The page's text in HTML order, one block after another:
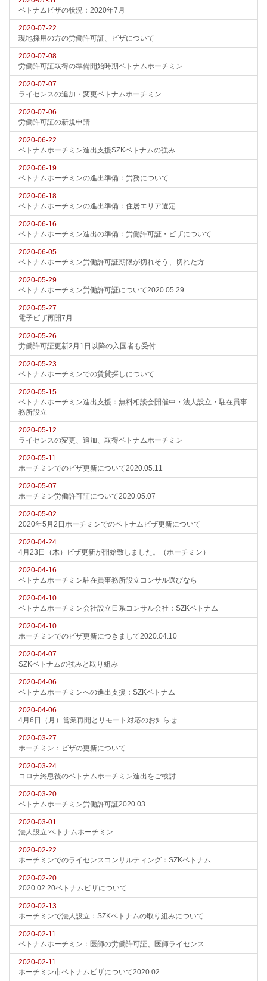
ベトナムビザの状況：2020年7月
2020-07-22
現地採用の方の労働許可証、ビザについて
2020-07-08
労働許可証取得の準備開始時期ベトナムホーチミン
2020-07-07
ライセンスの追加・変更ベトナムホーチミン
2020-07-06
労働許可証の新規申請
2020-06-22
ベトナムホーチミン進出支援SZKベトナムの強み
2020-06-19
ベトナムホーチミンの進出準備：労務について
2020-06-18
ベトナムホーチミンの進出準備：住居エリア選定
2020-06-16
ベトナムホーチミン進出の準備：労働許可証・ビザについて
2020-06-05
ベトナムホーチミン労働許可証期限が切れそう、切れた方
2020-05-29
ベトナムホーチミン労働許可証について2020.05.29
2020-05-27
電子ビザ再開7月
2020-05-26
労働許可証更新2月1日以降の入国者も受付
2020-05-23
ベトナムホーチミンでの賃貸探しについて
2020-05-15
ベトナムホーチミン進出支援：無料相談会開催中・法人設立・駐在員事
務所設立
2020-05-12
ライセンスの変更、追加、取得ベトナムホーチミン
2020-05-11
ホーチミンでのビザ更新について2020.05.11
2020-05-07
ホーチミン労働許可証について2020.05.07
2020-05-02
2020年5月2日ホーチミンでのベトナムビザ更新について
2020-04-24
4月23日（木）ビザ更新が開始致しました。（ホーチミン）
2020-04-16
ベトナムホーチミン駐在員事務所設立コンサル選びなら
2020-04-10
ベトナムホーチミン会社設立日系コンサル会社：SZKベトナム
2020-04-10
ホーチミンでのビザ更新につきまして2020.04.10
2020-04-07
SZKベトナムの強みと取り組み
2020-04-06
ベトナムホーチミンへの進出支援：SZKベトナム
2020-04-06
4月6日（月）営業再開とリモート対応のお知らせ
2020-03-27
ホーチミン：ビザの更新について
2020-03-24
コロナ終息後のベトナムホーチミン進出をご検討
2020-03-20
ベトナムホーチミン労働許可証2020.03
2020-03-01
法人設立:ベトナムホーチミン
2020-02-22
ホーチミンでのライセンスコンサルティング：SZKベトナム
2020-02-20
2020.02.20ベトナムビザについて
2020-02-13
ホーチミンで法人設立：SZKベトナムの取り組みについて
2020-02-11
ベトナムホーチミン：医師の労働許可証、医師ライセンス
2020-02-11
ホーチミン市ベトナムビザについて2020.02